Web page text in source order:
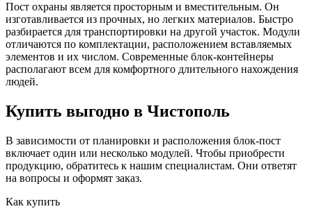
Пост охраны является просторным и вместительным. Он
изготавливается из прочных, но легких материалов. Быстро
разбирается для транспортировки на другой участок. Модули
отличаются по комплектации, расположением вставляемых
элементов и их числом. Современные блок-контейнеры
располагают всем для комфортного длительного нахождения
людей.
Купить выгодно в Чистополь
В зависимости от планировки и расположения блок-пост
включает один или несколько модулей. Чтобы приобрести
продукцию, обратитесь к нашим специалистам. Они ответят
на вопросы и оформят заказ.
Как купить